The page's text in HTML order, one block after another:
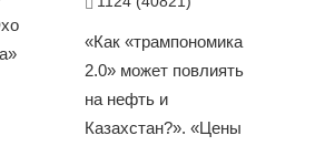
«Как «трампономика
2.0» может повлиять
на нефть и
Казахстан?». «Цены